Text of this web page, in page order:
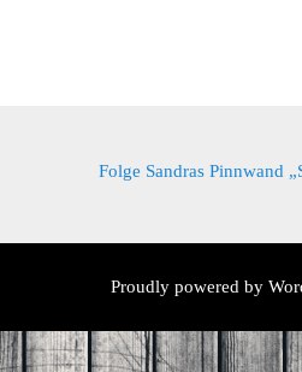
Folge Sandras Pinnwand
Proudly powered by